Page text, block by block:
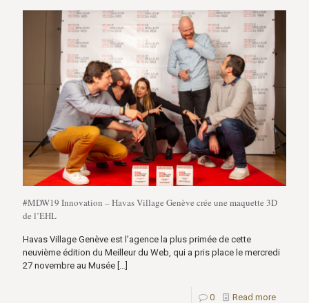
#MDW19 Innovation – Havas Village Genève crée une maquette 3D
de l’EHL
Havas Village Genève est l’agence la plus primée de cette
neuvième édition du Meilleur du Web, qui a pris place le mercredi
27 novembre au Musée […]
0 Read more